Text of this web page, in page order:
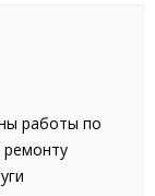
работы по
ремонту